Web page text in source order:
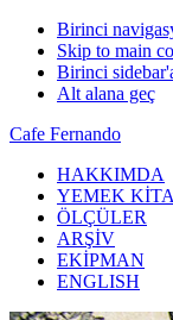
Birinci
Skip to main
Birinci
Alt alana geç
Cafe Fernando
HAKKIMDA
YEMEK
ÖLÇÜLER
ARŞİV
EKİPMAN
ENGLISH